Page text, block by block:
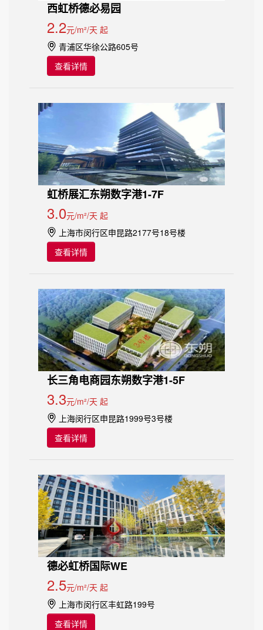
西虹桥德必易园
2.2元/m²/天 起
青浦区华徐公路605号
查看详情
虹桥展汇东朔数字港1-7F
3.0元/m²/天 起
上海市闵行区申昆路2177号18号楼
查看详情
长三角电商园东朔数字港1-5F
3.3元/m²/天 起
上海闵行区申昆路1999号3号楼
查看详情
德必虹桥国际WE
2.5元/m²/天 起
上海市闵行区丰虹路199号
查看详情